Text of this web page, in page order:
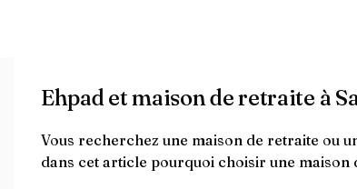
Ehpad et maison de retraite à
Vous recherchez une maison de retraite ou
dans cet article pourquoi choisir une